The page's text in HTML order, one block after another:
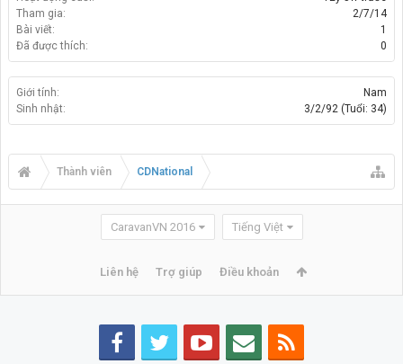
Tham gia:
2/7/14
Bài viết:
1
Đã được thích:
0
Giới tính:
Nam
Sinh nhật:
3/2/92 (Tuổi: 34)
Thành viên CDNational
CaravanVN 2016 Tiếng Việt
Liên hệ Trợ giúp Điều khoản